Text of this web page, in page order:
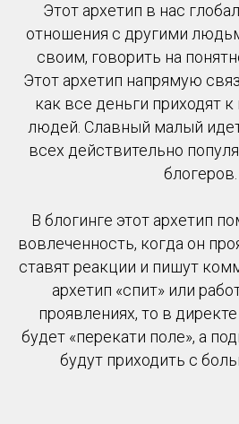
Этот архетип в нас
отношения с другими
своим, говорить на
Этот архетип напрямую
как все деньги приходят
людей. Славный малый
всех действительно
блогеров.
В блогинге этот архетип
вовлеченность, когда он
ставят реакции и пишут
архетип «спит» или
проявлениях, то в
будет «перекати поле», а
будут приходить с